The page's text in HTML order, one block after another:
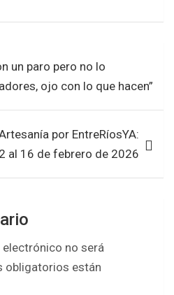
un paro pero no lo
ojo con lo que hacen”
por EntreRíosYA:
al 16 de febrero de 2026
no será
obligatorios están